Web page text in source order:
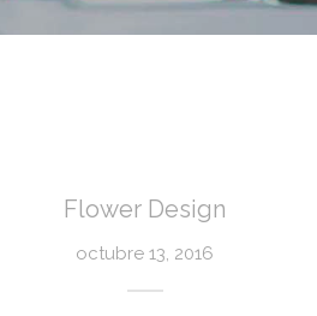
Flower Design
octubre 13, 2016